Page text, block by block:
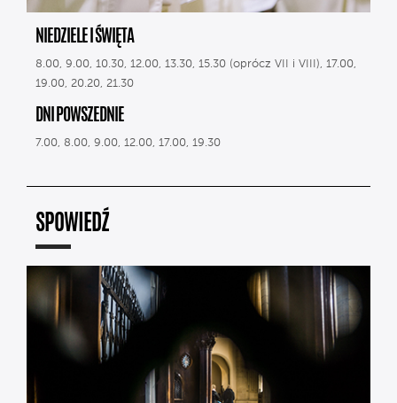
NIEDZIELE I ŚWIĘTA
8.00, 9.00, 10.30, 12.00, 13.30, 15.30 (oprócz VII i VIII), 17.00,
19.00, 20.20, 21.30
DNI POWSZEDNIE
7.00, 8.00, 9.00, 12.00, 17.00, 19.30
SPOWIEDŹ